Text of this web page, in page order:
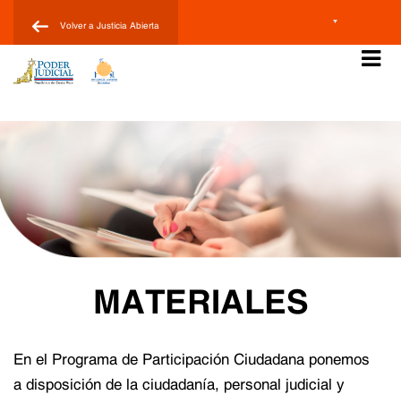
web
un
accesibilidad.
Volver a Justicia Abierta
MATERIALES
En el Programa de Participación Ciudadana ponemos
a disposición de la ciudadanía, personal judicial y